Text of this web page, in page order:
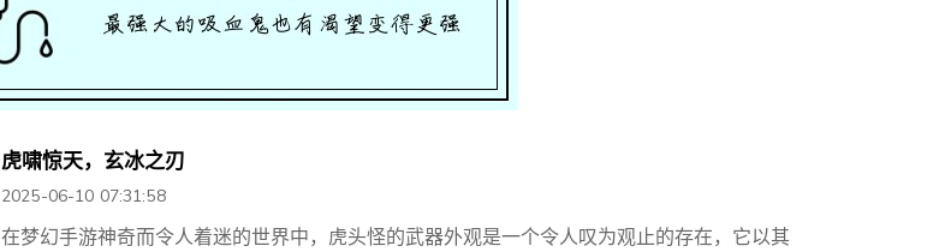
虎啸惊天，玄冰之刃
2025-06-10 07:31:58
在梦幻手游神奇而令人着迷的世界中，虎头怪的武器外观是一个令人叹为观止的存在，它以其